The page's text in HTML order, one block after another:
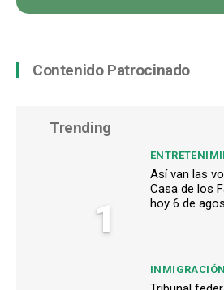
Contenido Patrocinado
Trending
1
Así van las
Casa de los
hoy 6 de
INMIGRACIÓN